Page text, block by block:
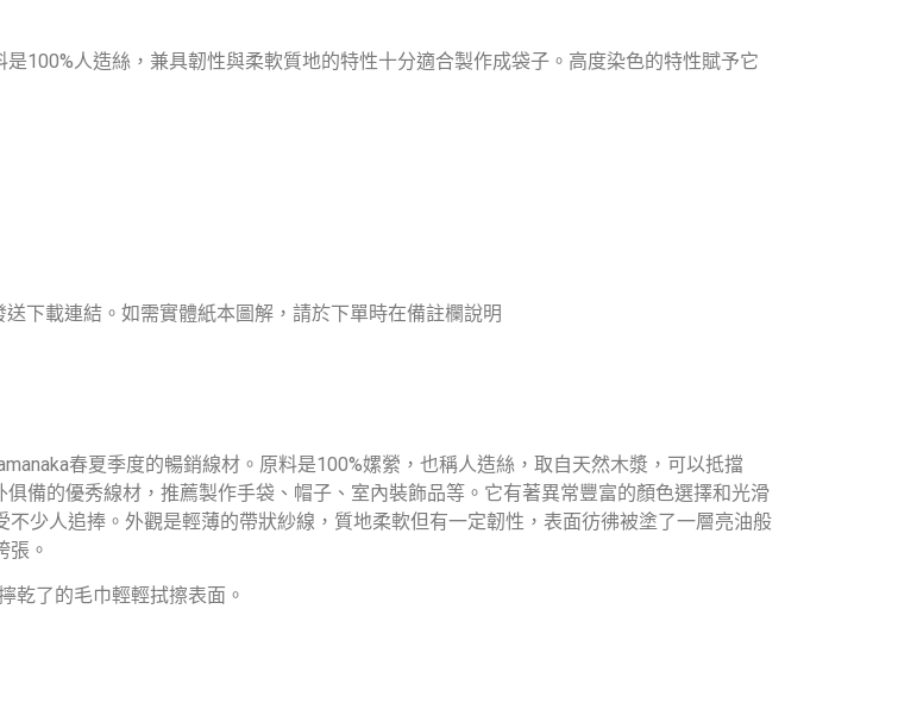
100%人造絲，兼具韌性與柔軟質地的特性十分適合製作成袋子。高度染色的特性賦予它
下載連結。如需實體紙本圖解，請於下單時在備註欄說明
春夏季度的暢銷線材。原料是100%嫘縈，也稱人造絲，取自天然木漿，可以抵擋
備的優秀線材，推薦製作手袋、帽子、室內裝飾品等。它有著異常豐富的顏色選擇和光滑
少人追捧。外觀是輕薄的帶狀紗線，質地柔軟但有一定韌性，表面彷彿被塗了一層亮油般
張。
乾了的毛巾輕輕拭擦表面。